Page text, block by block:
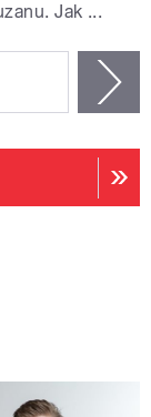
Jak ...